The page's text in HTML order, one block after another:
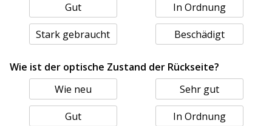
Gut In Ordnung
Stark gebraucht Beschädigt
Wie ist der optische Zustand der Rückseite?
Wie neu
Sehr gut
Gut In Ordnung